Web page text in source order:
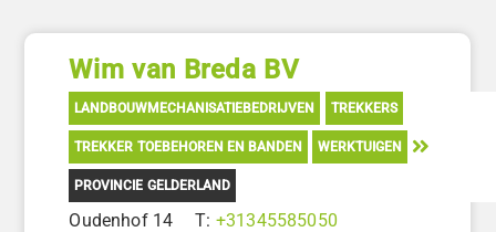
Wim van Breda BV
LANDBOUWMECHANISATIEBEDRIJVEN TREKKERS
TREKKER TOEBEHOREN EN BANDEN WERKTUIGEN
PROVINCIE GELDERLAND
Oudenhof 14
T: +31345585050